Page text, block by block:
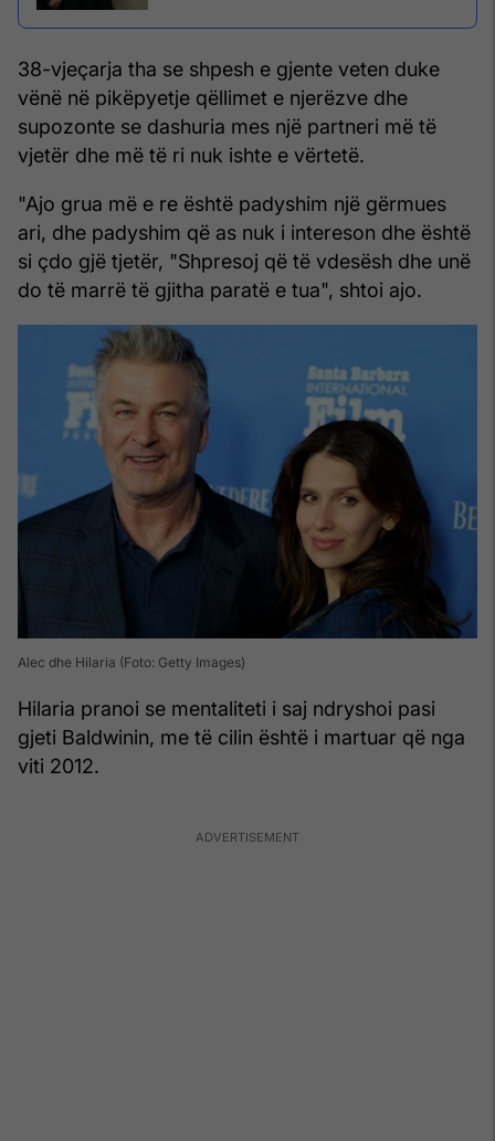
38-vjeçarja tha se shpesh e gjente veten duke
vënë në pikëpyetje qëllimet e njerëzve dhe
supozonte se dashuria mes një partneri më të
vjetër dhe më të ri nuk ishte e vërtetë.
"Ajo grua më e re është padyshim një gërmues
ari, dhe padyshim që as nuk i intereson dhe është
si çdo gjë tjetër, "Shpresoj që të vdesësh dhe unë
do të marrë të gjitha paratë e tua", shtoi ajo.
Alec dhe Hilaria (Foto: Getty Images)
Hilaria pranoi se mentaliteti i saj ndryshoi pasi
gjeti Baldwinin, me të cilin është i martuar që nga
viti 2012.